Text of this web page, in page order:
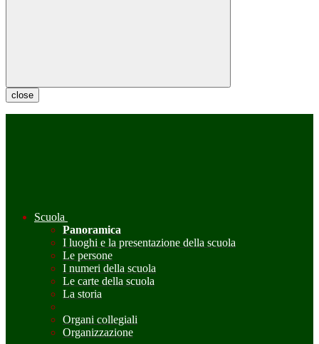
close
Scuola
Panoramica
I luoghi e la presentazione della scuola
Le persone
I numeri della scuola
Le carte della scuola
La storia
Organi collegiali
Organizzazione